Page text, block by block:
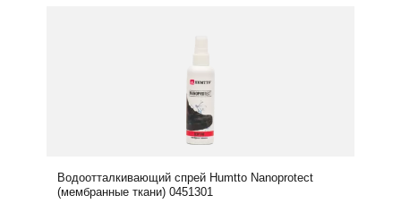
Водоотталкивающий спрей Humtto Nanoprotect
(мембранные ткани) 0451301